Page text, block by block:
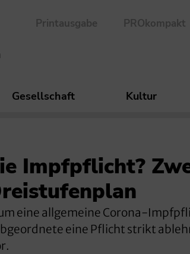
Printausgabe PROkompakt
Gesellschaft Kultur
Impfpflicht?
eine allgemeine Corona-
eine Pflicht strikt